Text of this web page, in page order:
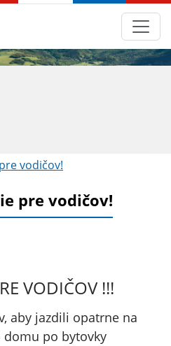
vodičov!
pre vodičov!
VODIČOV !!!
aby jazdili opatrne na
domu po bytovky